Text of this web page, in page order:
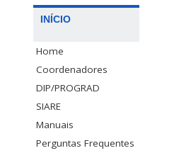
INÍCIO
Home
Coordenadores
DIP/PROGRAD
SIARE
Manuais
Perguntas Frequentes